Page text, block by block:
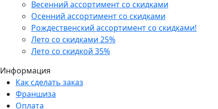
Весенний ассортимент со скидками
Осенний ассортимент со скидками
Рождественский ассортимент со скидками!
Лето со скидками 25%
Лето со скидкой 35%
Информация
Как сделать заказ
Франшиза
Оплата